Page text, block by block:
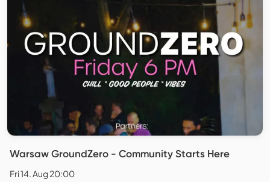
Warsaw GroundZero - Community Starts Here
Fri 14. Aug 20:00